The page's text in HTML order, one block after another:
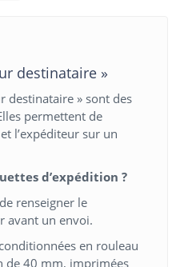
destinataire »
destinataire » sont des
permettent de
l’expéditeur sur un
d’expédition ?
renseigner le
avant un envoi.
en rouleau
de 40 mm, imprimées